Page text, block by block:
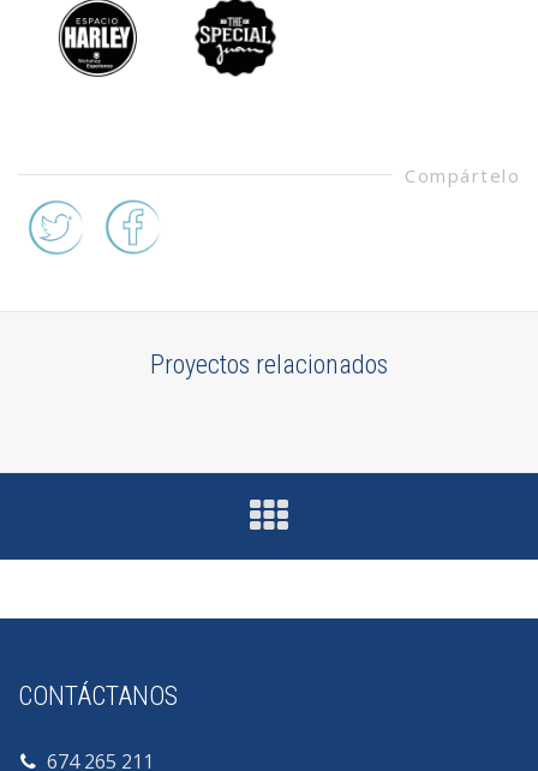
Compártelo
Proyectos relacionados
CONTÁCTANOS
674 265 211